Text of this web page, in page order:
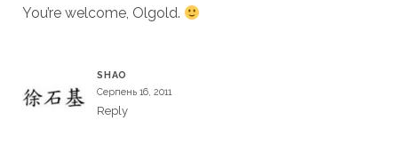
You’re welcome, Olgold.
SHAO
Серпень 16, 2011
Reply